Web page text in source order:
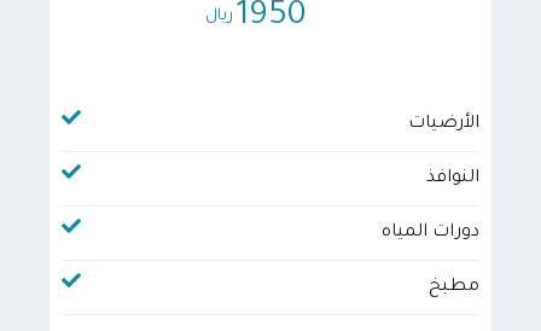
1950 ريال
الأرضيات
النوافذ
دورات المياه
مطبخ